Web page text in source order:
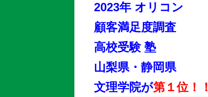
2023年 オリコン
顧客満足度調査
高校受験 塾
山梨県・静岡県
文理学院が第１位！！